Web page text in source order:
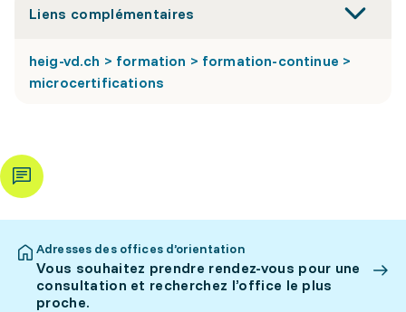
Liens complémentaires
heig-vd.ch > formation > formation-continue >
microcertifications
Adresses des offices d’orientation
Vous souhaitez prendre rendez-vous pour une
consultation et recherchez l’office le plus
proche.